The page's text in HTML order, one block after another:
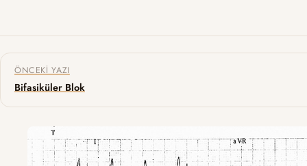
Yazı gezinmesi
ÖNCEKI YAZI
Bifasiküler Blok